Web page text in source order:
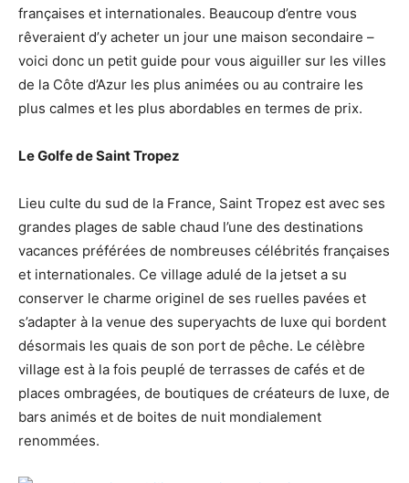
françaises et internationales. Beaucoup d’entre vous
rêveraient d’y acheter un jour une maison secondaire –
voici donc un petit guide pour vous aiguiller sur les villes
de la Côte d’Azur les plus animées ou au contraire les
plus calmes et les plus abordables en termes de prix.
Le Golfe de Saint Tropez
Lieu culte du sud de la France, Saint Tropez est avec ses
grandes plages de sable chaud l’une des destinations
vacances préférées de nombreuses célébrités françaises
et internationales. Ce village adulé de la jetset a su
conserver le charme originel de ses ruelles pavées et
s’adapter à la venue des superyachts de luxe qui bordent
désormais les quais de son port de pêche. Le célèbre
village est à la fois peuplé de terrasses de cafés et de
places ombragées, de boutiques de créateurs de luxe, de
bars animés et de boites de nuit mondialement
renommées.